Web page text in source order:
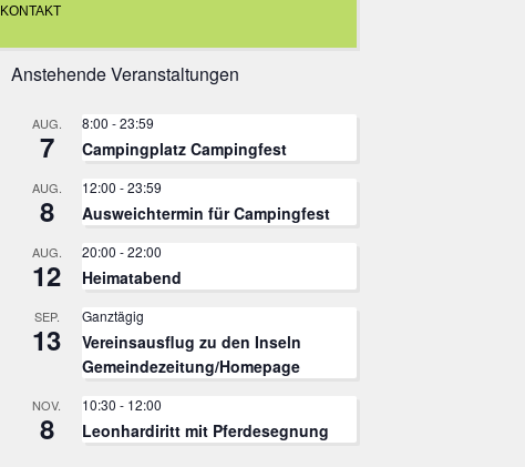
KONTAKT
Anstehende Veranstaltungen
AUG.
7
8:00 -23:59
Campingplatz Campingfest
AUG.
8
12:00 -23:59
Ausweichtermin für Campingfest
AUG.
12
20:00 -22:00
Heimatabend
SEP.
13
Ganztägig
Vereinsausflug zu den Inseln
Gemeindezeitung/Homepage
NOV.
8
10:30 - 12:00
Leonhardiritt mit Pferdesegnung